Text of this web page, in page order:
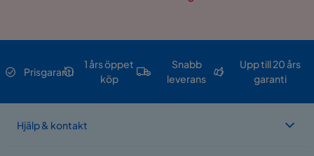
Prisgaranti
1 års öppet
köp
Snabb
leverans
Upp till 20 års
garanti
Hjälp & kontakt